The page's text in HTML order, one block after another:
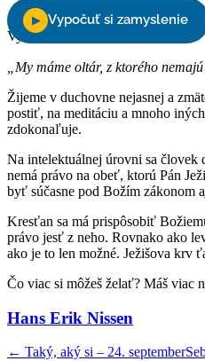
Vyberte stranu
„My máme oltár, z ktorého
Žijeme v duchovne nejasnej a
postiť, na meditáciu a mnoho
zdokonaľuje.
Na intelektuálnej úrovni sa človek
nemá právo na obeť, ktorú Pán
byť súčasne pod Božím zákonom
Kresťan sa má prispôsobiť
právo jesť z neho. Rovnako ako
ako je to len možné. Ježišova krv
Čo viac si môžeš želať? Máš viac
Hans Erik Nissen
← Taký, aký si – 24. september